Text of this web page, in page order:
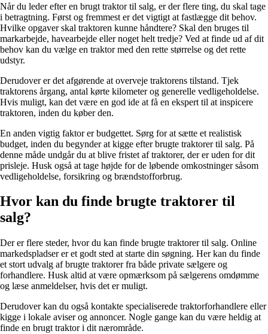
Når du leder efter en brugt traktor til salg, er der flere ting, du skal tage
i betragtning. Først og fremmest er det vigtigt at fastlægge dit behov.
Hvilke opgaver skal traktoren kunne håndtere? Skal den bruges til
markarbejde, havearbejde eller noget helt tredje? Ved at finde ud af dit
behov kan du vælge en traktor med den rette størrelse og det rette
udstyr.
Derudover er det afgørende at overveje traktorens tilstand. Tjek
traktorens årgang, antal kørte kilometer og generelle vedligeholdelse.
Hvis muligt, kan det være en god ide at få en ekspert til at inspicere
traktoren, inden du køber den.
En anden vigtig faktor er budgettet. Sørg for at sætte et realistisk
budget, inden du begynder at kigge efter brugte traktorer til salg. På
denne måde undgår du at blive fristet af traktorer, der er uden for dit
prisleje. Husk også at tage højde for de løbende omkostninger såsom
vedligeholdelse, forsikring og brændstofforbrug.
Hvor kan du finde brugte traktorer til
salg?
Der er flere steder, hvor du kan finde brugte traktorer til salg. Online
markedspladser er et godt sted at starte din søgning. Her kan du finde
et stort udvalg af brugte traktorer fra både private sælgere og
forhandlere. Husk altid at være opmærksom på sælgerens omdømme
og læse anmeldelser, hvis det er muligt.
Derudover kan du også kontakte specialiserede traktorforhandlere eller
kigge i lokale aviser og annoncer. Nogle gange kan du være heldig at
finde en brugt traktor i dit nærområde.